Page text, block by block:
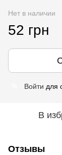
Нет в наличии
52 грн
Войти для
В
Отзывы